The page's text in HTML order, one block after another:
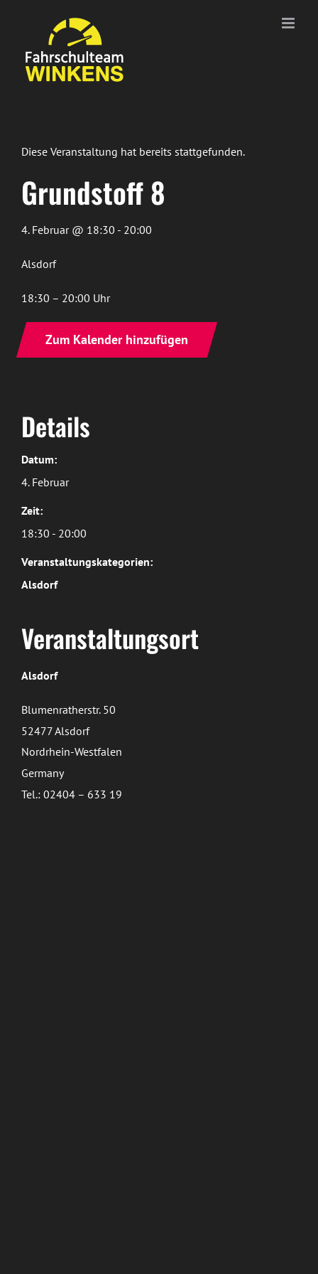
springen
Diese Veranstaltung hat bereits stattgefunden.
Grundstoff 8
4. Februar @ 18:30 - 20:00
Alsdorf
18:30 – 20:00 Uhr
Zum Kalender hinzufügen
Details
Datum:
4. Februar
Zeit:
18:30 - 20:00
Veranstaltungskategorien:
Alsdorf
Veranstaltungsort
Alsdorf
Blumenratherstr. 50
52477 Alsdorf
Nordrhein-Westfalen
Germany
Tel.: 02404 – 633 19